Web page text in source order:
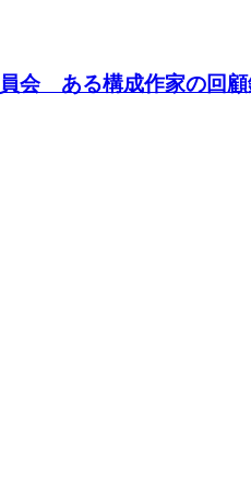
会 ある構成作家の回顧